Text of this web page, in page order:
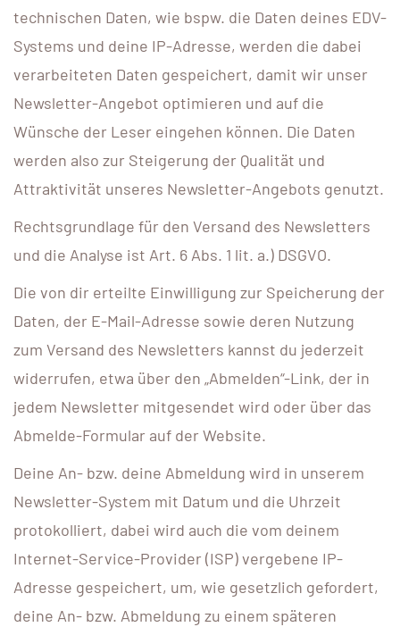
technischen Daten, wie bspw. die Daten deines EDV-
Systems und deine IP-Adresse, werden die dabei
verarbeiteten Daten gespeichert, damit wir unser
Newsletter-Angebot optimieren und auf die
Wünsche der Leser eingehen können. Die Daten
werden also zur Steigerung der Qualität und
Attraktivität unseres Newsletter-Angebots genutzt.
Rechtsgrundlage für den Versand des Newsletters
und die Analyse ist Art. 6 Abs. 1 lit. a.) DSGVO.
Die von dir erteilte Einwilligung zur Speicherung der
Daten, der E-Mail-Adresse sowie deren Nutzung
zum Versand des Newsletters kannst du jederzeit
widerrufen, etwa über den „Abmelden“-Link, der in
jedem Newsletter mitgesendet wird oder über das
Abmelde-Formular auf der Website.
Deine An- bzw. deine Abmeldung wird in unserem
Newsletter-System mit Datum und die Uhrzeit
protokolliert, dabei wird auch die vom deinem
Internet-Service-Provider (ISP) vergebene IP-
Adresse gespeichert, um, wie gesetzlich gefordert,
deine An- bzw. Abmeldung zu einem späteren